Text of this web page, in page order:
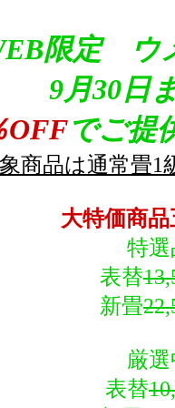
限定 ウ
9月30日
OFFでご提
商品は通常畳1
大特価商
特
表替
新畳
厳
表替